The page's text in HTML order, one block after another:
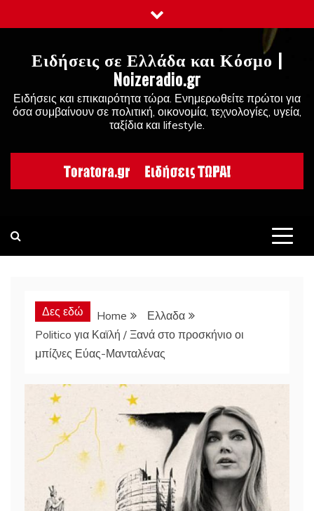
to
Ειδήσεις σε Ελλάδα και Κόσμο |
Noizeradio.gr
Ειδήσεις και επικαιρότητα τώρα. Ενημερωθείτε πρώτοι για
όσα συμβαίνουν σε πολιτική, οικονομία, τεχνολογίες, υγεία,
ταξίδια και lifestyle.
Δες εδώ Home
Ελλαδα
Politico για Καϊλή / Ξανά στο προσκήνιο οι
μπίζνες Εύας-Μανταλένας